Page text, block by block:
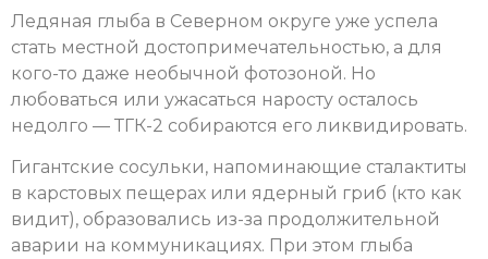
Ледяная глыба в Северном округе уже успела
стать местной достопримечательностью, а для
кого-то даже необычной фотозоной. Но
любоваться или ужасаться наросту осталось
недолго — ТГК-2 собираются его ликвидировать.
Гигантские сосульки, напоминающие сталактиты
в карстовых пещерах или ядерный гриб (кто как
видит), образовались из-за продолжительной
аварии на коммуникациях. При этом глыба